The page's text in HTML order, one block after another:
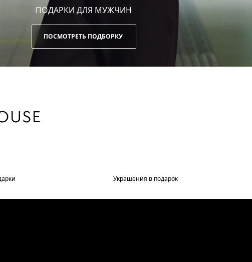
ПОДАРКИ ДЛЯ МУЖЧИН
ПОСМОТРЕТЬ ПОДБОРКУ
Украшения в подарок